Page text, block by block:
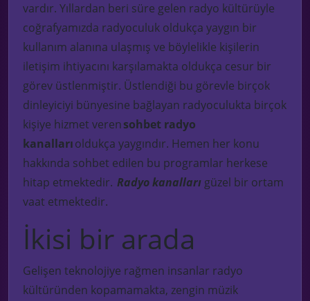
vardır. Yıllardan beri süre gelen radyo kültürüyle
coğrafyamızda radyoculuk oldukça yaygın bir
kullanım alanına ulaşmış ve böylelikle kişilerin
iletişim ihtiyacını karşılamakta oldukça cesur bir
görev üstlenmiştir. Üstlendiği bu görevle birçok
dinleyiciyi bünyesine bağlayan radyoculukta birçok
kişiye hizmet verensohbet radyo
kanallarıoldukça yaygındır. Hemen her konu
hakkında sohbet edilen bu programlar herkese
hitap etmektedir. Radyo kanalları güzel bir ortam
vaat etmektedir.
İkisi bir arada
Gelişen teknolojiye rağmen insanlar radyo
kültüründen kopamamakta, zengin müzik